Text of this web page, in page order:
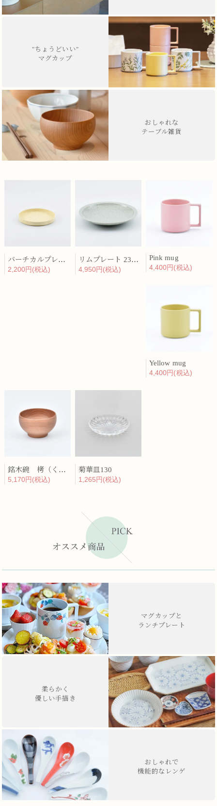
"ちょうどいい"
マグカップ
おしゃれな
テーブル雑貨
バーチカルプレート 15cm 化粧土
2,200円(税込)
リムプレート 23cm 呉須散
4,950円(税込)
Pink mug
4,400円(税込)
Yellow mug
4,400円(税込)
銘木碗 栲（くるみ）
5,170円(税込)
菊華皿130
1,265円(税込)
マグカップと
ランチプレート
柔らかく
優しい手描き
おしゃれで
機能的なレンゲ